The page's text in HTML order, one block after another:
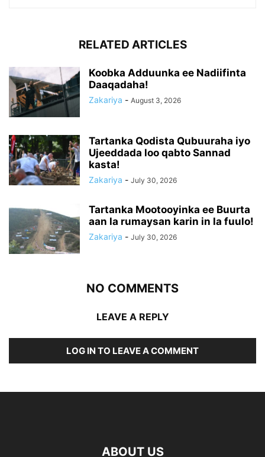
RELATED ARTICLES
Koobka Adduunka ee Nadiifinta
Daaqadaha!
Zakariya - August 3, 2026
Tartanka Qodista Qubuuraha iyo
Ujeeddada loo qabto Sannad
kasta!
Zakariya - July 30, 2026
Tartanka Mootooyinka ee Buurta
aan la rumaysan karin in la fuulo!
Zakariya - July 30, 2026
NO COMMENTS
LEAVE A REPLY
LOG IN TO LEAVE A COMMENT
ABOUT US